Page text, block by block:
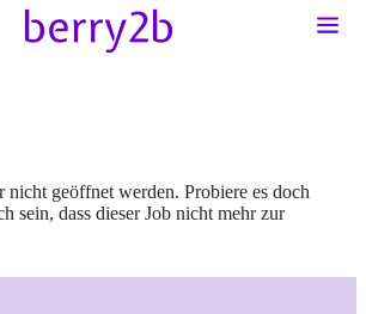
nicht geöffnet werden. Probiere es doch
sein, dass dieser Job nicht mehr zur